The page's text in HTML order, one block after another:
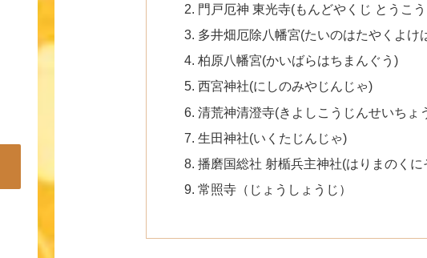
門戸厄神 東光寺(もんどやくじ とうこ
多井畑厄除八幡宮(たいのはたやくよけ
柏原八幡宮(かいばらはちまんぐう)
西宮神社(にしのみやじんじゃ)
清荒神清澄寺(きよしこうじんせいちょ
生田神社(いくたじんじゃ)
播磨国総社 射楯兵主神社(はりまのく
常照寺（じょうしょうじ）